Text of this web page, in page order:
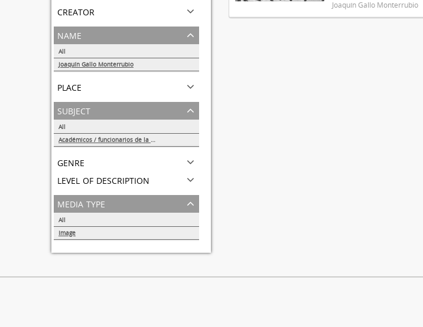
creator
name
All
Joaquín Gallo Monterrubio
place
subject
All
Académicos / funcionarios de la Universidad
genre
level of description
media type
All
Image
Joaquín Gallo Monterrubio